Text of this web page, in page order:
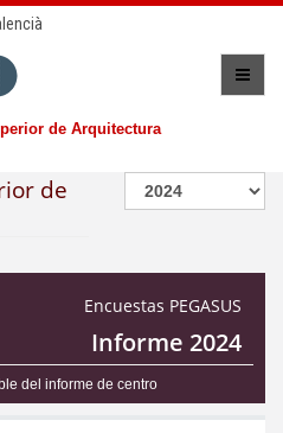
de Arquitectura
de
Encuestas PEGASUS
Informe 2024
del informe de centro